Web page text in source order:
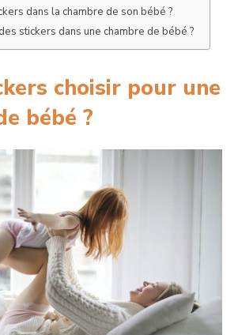
dans la chambre de son bébé ?
stickers dans une chambre de bébé ?
choisir pour une
bébé ?